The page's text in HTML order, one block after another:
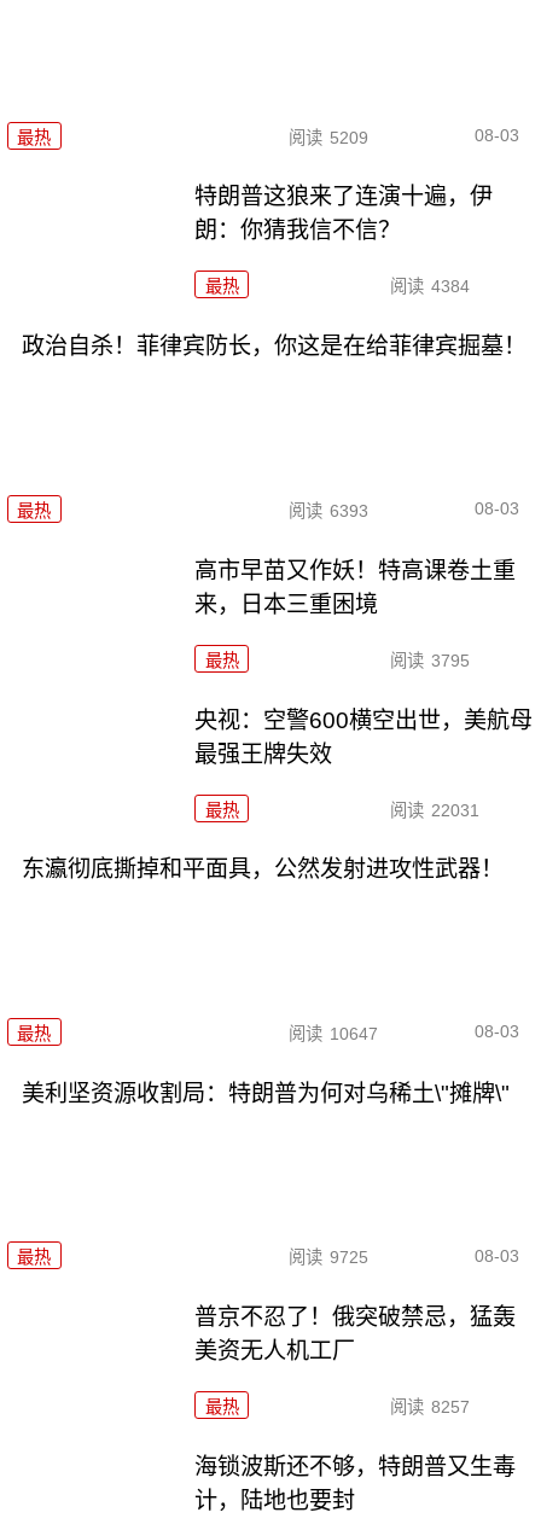
最热 阅读 5209 08-03
特朗普这狼来了连演十遍，伊
朗：你猜我信不信？
最热 阅读 4384
政治自杀！菲律宾防长，你这是在给菲律宾掘墓！
最热 阅读 6393 08-03
高市早苗又作妖！特高课卷土重
来，日本三重困境
最热 阅读 3795
央视：空警600横空出世，美航母
最强王牌失效
最热 阅读 22031
东瀛彻底撕掉和平面具，公然发射进攻性武器！
最热 阅读 10647 08-03
美利坚资源收割局：特朗普为何对乌稀土\"摊牌\"
最热 阅读 9725 08-03
普京不忍了！俄突破禁忌，猛轰
美资无人机工厂
最热 阅读 8257
海锁波斯还不够，特朗普又生毒
计，陆地也要封